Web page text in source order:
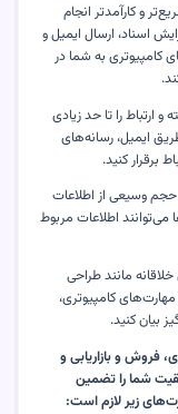
و کارآمدتر انجام
اسناد، ارسال ایمیل و
کامپیوتری به شما در
ارتباط را تا حد زیادی
ایمیل، رسانه‌های
برقرار کنید.
حجم وسیعی از اطلاعات
اطلاعات مربوط
مانند طراحی
کامپیوتری،
بیان کنید.
فروش و بازاریابی و
شما را تضمین
زیر لازم است: